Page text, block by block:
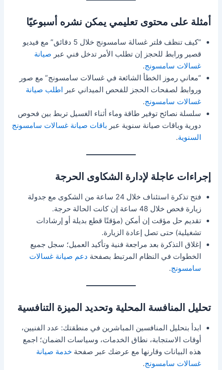
أمثلة على محتوى تعليمي يمكن نشره أسبوعيًا
“كيف تنظف فلتر غسالة سامسونج خلال 5 دقائق” مع فيديو
قصير ورابط للحجز إن تطلب الأمر تدخل فني عبر صيانة
غسالات سامسونج.
“معاني رموز الخطأ الشائعة في غسالات سامسونج” مع صور
وروابط لصفحات الحجز للفحص الميداني عبر اطلب صيانة
غسالات سامسونج.
سلسلة نصائح توفير طاقة وماء أثناء الغسيل تربط بين فحوص
دورية وباقات صيانة سنوية عبر باقات صيانة غسالات سامسونج
السنوية.
إجراءات عاجلة لإدارة الشكاوى الحرجة
فتح تذكرة استئناف خلال 24 ساعة من الشكوى مع جدولة
زيارة فحص خلال 48 ساعة إن كانت الحالة حرجة.
تقديم حل مؤقت إن أمكن (مؤقتًا قطع بديلة أو إرشادات
تشغيلية) حتى تصل إعادة الزيارة.
إغلاق التذكرة بعد مراجعة فنية وتأكيد العميل؛ سجل جميع
الخطوات في النظام المرتبط بصفحة دعم صيانة غسالات
سامسونج.
تحليل المنافسة المحلية وتحديد الميزة التنافسية
ابدأ بتحليل المنافسين المباشرين في منطقتك: عدد الفنيين،
أوقات الاستجابة، نطاق الخدمات، وسياسات الضمان؛ اجمع
هذه البيانات وقارنها مع عرضك عبر صفحةخدمة صيانة
غسالات سامسونج.